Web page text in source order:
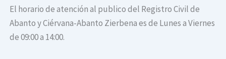
El horario de atención al publico del Registro Civil de
Abanto y Ciérvana-Abanto Zierbena es de Lunes a Viernes
de 09:00 a 14:00.